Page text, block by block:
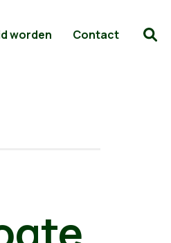
worden Contact